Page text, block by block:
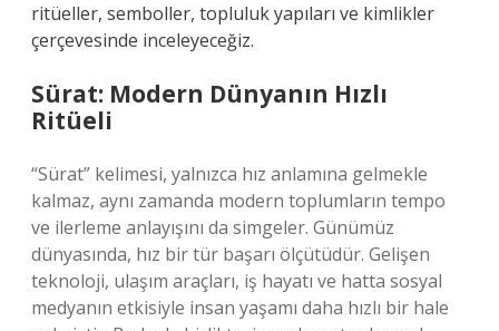
ritüeller, semboller, topluluk yapıları ve kimlikler
çerçevesinde inceleyeceğiz.
Sürat: Modern Dünyanın Hızlı
Ritüeli
“Sürat” kelimesi, yalnızca hız anlamına gelmekle
kalmaz, aynı zamanda modern toplumların tempo
ve ilerleme anlayışını da simgeler. Günümüz
dünyasında, hız bir tür başarı ölçütüdür. Gelişen
teknoloji, ulaşım araçları, iş hayatı ve hatta sosyal
medyanın etkisiyle insan yaşamı daha hızlı bir hale